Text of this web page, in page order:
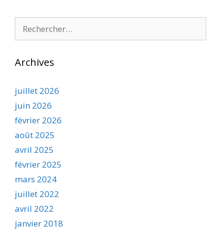
Archives
juillet 2026
juin 2026
février 2026
août 2025
avril 2025
février 2025
mars 2024
juillet 2022
avril 2022
janvier 2018